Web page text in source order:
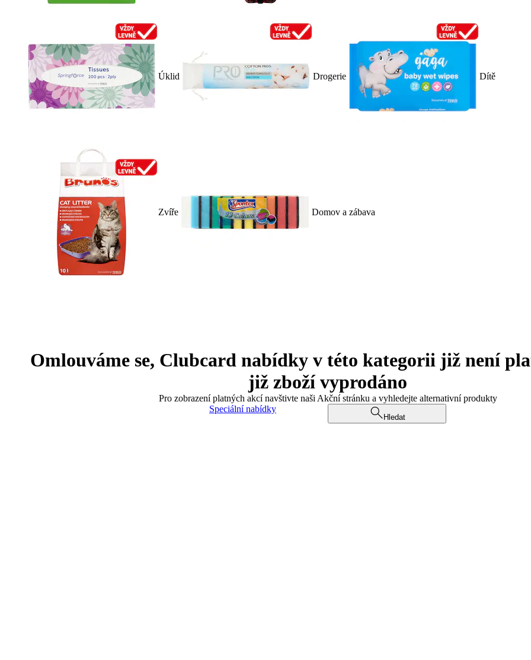
Úklid Drogerie Dítě
Zvíře Domov a zábava
Omlouváme se, Clubcard nabídky v této kategorii již není
již zboží vyprodáno
Pro zobrazení platných akcí navštivte naši Akční stránku a vyhledejte alternativní produkty
Speciální nabídky
Hledat